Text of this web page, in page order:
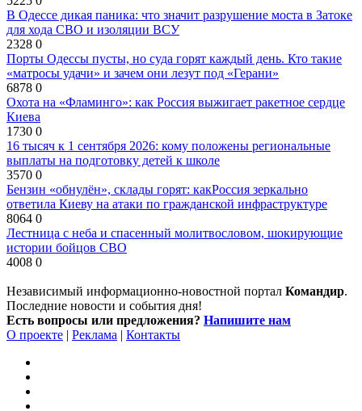
В Одессе дикая паника: что значит разрушение моста в Затоке
для хода СВО и изоляции ВСУ
2328 0
Порты Одессы пусты, но суда горят каждый день. Кто такие
«матросы удачи» и зачем они лезут под «Герани»
6878 0
Охота на «Фламинго»: как Россия выжигает ракетное сердце
Киева
1730 0
16 тысяч к 1 сентября 2026: кому положены региональные
выплаты на подготовку детей к школе
3570 0
Бензин «обнулён», склады горят: какРоссия зеркально
ответила Киеву на атаки по гражданской инфраструктуре
8064 0
Лестница с неба и спасенный молитвословом, шокирующие
истории бойцов СВО
4008 0
Независимый информационно-новостной портал Командир.
Последние новости и события дня!
Есть вопросы или предложения? Напишите нам
О проекте | Реклама | Контакты